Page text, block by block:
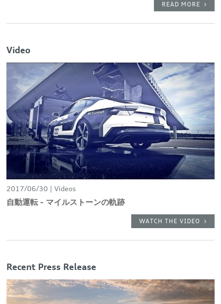
READ MORE
Video
2017/06/30 Videos
自動運転 - マイルストーンの軌跡
WATCH THE VIDEO
Recent Press Release